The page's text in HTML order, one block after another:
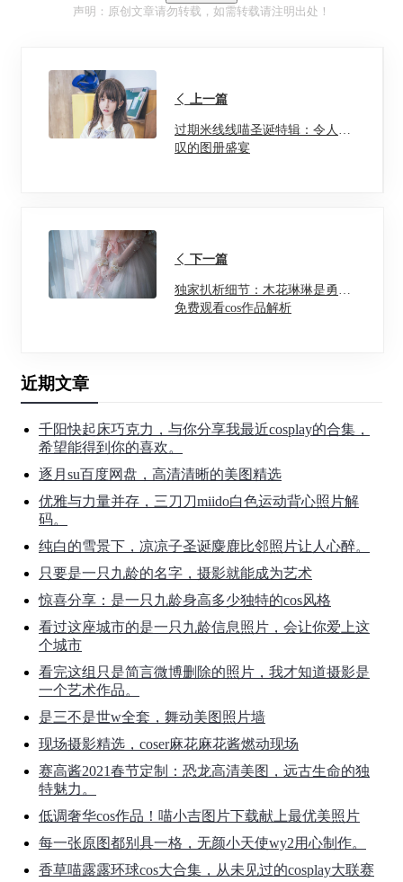
声明：原创文章请勿转载，如需转载请注明出处！
上一篇
过期米线线喵圣诞特辑：令人惊
叹的图册盛宴
下一篇
独家扒析细节：木花琳琳是勇者
免费观看cos作品解析
近期文章
千阳快起床巧克力，与你分享我最近cosplay的合集，
希望能得到你的喜欢。
逐月su百度网盘，高清清晰的美图精选
优雅与力量并存，三刀刀miido白色运动背心照片解
码。
纯白的雪景下，凉凉子圣诞麋鹿比邻照片让人心醉。
只要是一只九龄的名字，摄影就能成为艺术
惊喜分享：是一只九龄身高多少独特的cos风格
看过这座城市的是一只九龄信息照片，会让你爱上这
个城市
看完这组只是简言微博删除的照片，我才知道摄影是
一个艺术作品。
是三不是世w全套，舞动美图照片墙
现场摄影精选，coser麻花麻花酱燃动现场
赛高酱2021春节定制：恐龙高清美图，远古生命的独
特魅力。
低调奢华cos作品！喵小吉图片下载献上最优美照片
每一张原图都别具一格，无颜小天使wy2用心制作。
香草喵露露环球cos大合集，从未见过的cosplay大联赛